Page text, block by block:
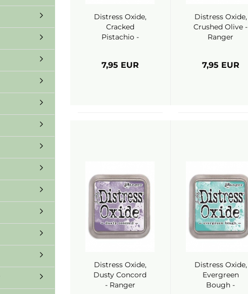
Distress Oxide,
Cracked
Pistachio -
7,95 EUR
Distress Oxide,
Crushed Olive -
Ranger
7,95 EUR
Distress Oxide,
Dusty Concord
- Ranger
Distress Oxide,
Evergreen
Bough -